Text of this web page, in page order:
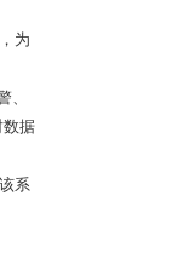
为
、
数据
系